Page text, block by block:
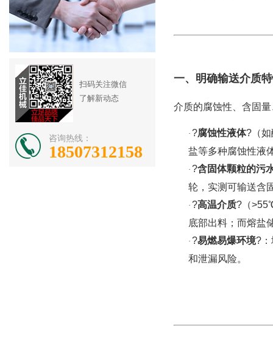
扫码关注微信
了解新动态
咨询热线：
18507312158
一、明确输送介质
介质的腐蚀性、含固
· ?腐蚀性液体?（
盐等多种腐蚀性液
· ?含固体颗粒的污
轮，实测可输送含
· ?高温介质?（
底部出料；而熔盐
· ?易燃易爆环境?：
和泄漏风险。